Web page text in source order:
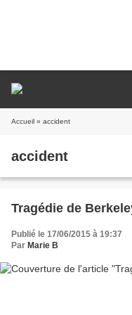
Accueil » accident
accident
Tragédie de
Publié le 17/06/2015 à 19:37
Par Marie B